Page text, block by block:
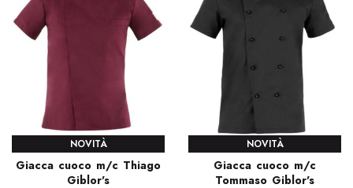
NOVITÀ
Giacca cuoco m/c Thiago
Giblor's
NOVITÀ
Giacca cuoco m/c
Tommaso Giblor's